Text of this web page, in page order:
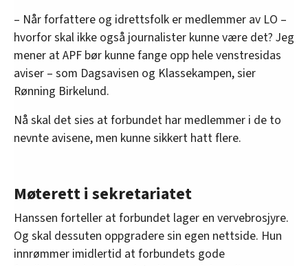
– Når forfattere og idrettsfolk er medlemmer av LO –
hvorfor skal ikke også journalister kunne være det? Jeg
mener at APF bør kunne fange opp hele venstresidas
aviser – som Dagsavisen og Klassekampen, sier
Rønning Birkelund.
Nå skal det sies at forbundet har medlemmer i de to
nevnte avisene, men kunne sikkert hatt flere.
Møterett i sekretariatet
Hanssen forteller at forbundet lager en vervebrosjyre.
Og skal dessuten oppgradere sin egen nettside. Hun
innrømmer imidlertid at forbundets gode